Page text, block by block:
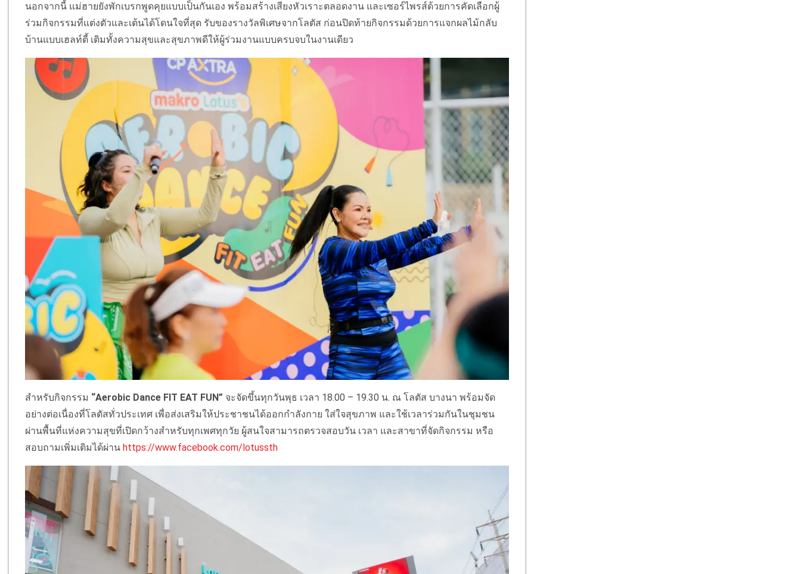
นอกจากนี้ แม่ฮายยังพักเบรกพูดคุยแบบเป็นกันเอง พร้อมสร้างเสียงหัวเราะตลอดงาน และเซอร์ไพรส์ด้วยการคัดเลือกผู้
ร่วมกิจกรรมที่แต่งตัวและเต้นได้โดนใจที่สุด รับของรางวัลพิเศษจากโลตัส ก่อนปิดท้ายกิจกรรมด้วยการแจกผลไม้กลับ
บ้านแบบเฮลท์ตี้ เติมทั้งความสุขและสุขภาพดีให้ผู้ร่วมงานแบบครบจบในงานเดียว
สำหรับกิจกรรม “Aerobic Dance FIT EAT FUN” จะจัดขึ้นทุกวันพุธ เวลา 18.00 – 19.30 น. ณ โลตัส บางนา พร้อมจัด
อย่างต่อเนื่องที่โลตัสทั่วประเทศ เพื่อส่งเสริมให้ประชาชนได้ออกกำลังกาย ใส่ใจสุขภาพ และใช้เวลาร่วมกันในชุมชน
ผ่านพื้นที่แห่งความสุขที่เปิดกว้างสำหรับทุกเพศทุกวัย ผู้สนใจสามารถตรวจสอบวัน เวลา และสาขาที่จัดกิจกรรม หรือ
สอบถามเพิ่มเติมได้ผ่าน https://www.facebook.com/lotussth